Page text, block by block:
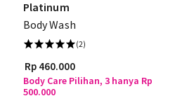
Platinum
Body Wash
(2)
Rp 460.000
Body Care Pilihan, 3 hanya Rp
500.000